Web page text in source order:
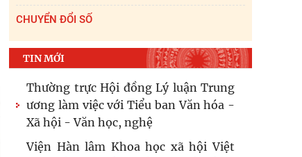
CHUYỂN ĐỔI SỐ
TIN MỚI
Thường trực Hội đồng Lý luận Trung
ương làm việc với Tiểu ban Văn hóa -
Xã hội - Văn học, nghệ
Viện Hàn lâm Khoa học xã hội Việt